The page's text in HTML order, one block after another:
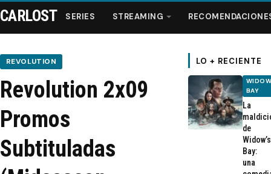
Series
Streaming
Recomendaciones
CARLOST SERIES STREAMING
REVOLUTION
Revolution 2x09
Promos
Subtituladas
LO + RECIENTE
BAY
La
de
Widow’s
Bay:
una